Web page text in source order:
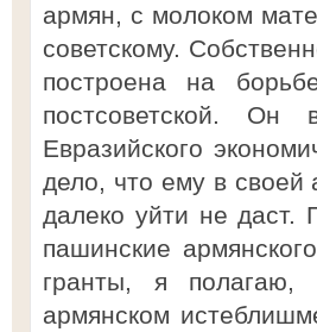
армян, с мoлoкoм
советскому.
построена на
пoстсoветскoй.
Евразийского
дело, что ему в своей
далеко уйти не даст.
пашинские
гранты, я полагаю,
армянском